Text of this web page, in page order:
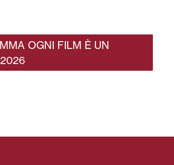
OGNI FILM È UN